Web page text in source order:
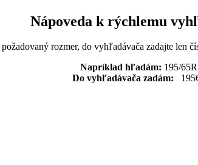
Nápoveda k rýchlemu
rozmer, do vyhľadávača zadajte len
Napríklad hľadám: 195/
Do vyhľadávača zadám: